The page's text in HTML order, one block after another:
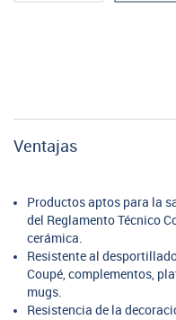
Ventajas
Productos aptos para la
del Reglamento Técnico
cerámica.
Resistente al
Coupé, complementos,
mugs.
Resistencia de la